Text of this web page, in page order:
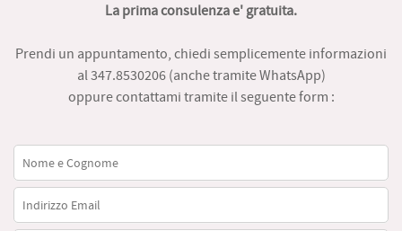
La prima consulenza e' gratuita.
Prendi un appuntamento, chiedi semplicemente informazioni
al 347.8530206 (anche tramite WhatsApp)
oppure contattami tramite il seguente form :